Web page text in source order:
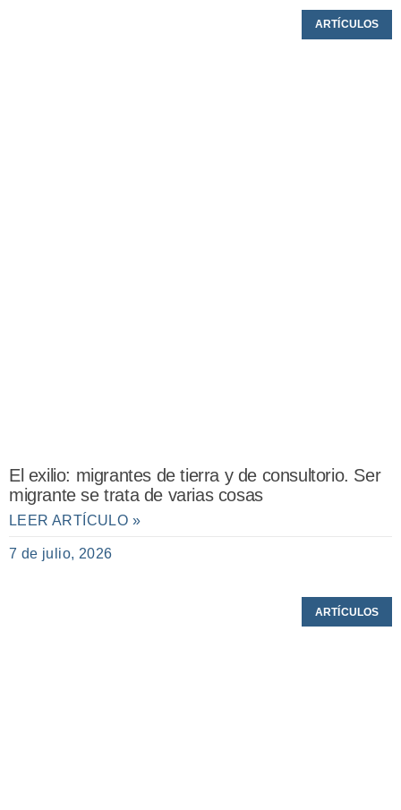
ARTÍCULOS
El exilio: migrantes de tierra y de consultorio. Ser
migrante se trata de varias cosas
LEER ARTÍCULO »
7 de julio, 2026
ARTÍCULOS